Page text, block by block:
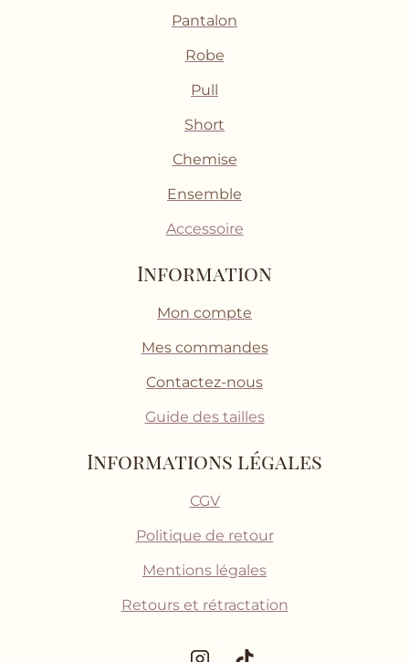
Pantalon
Robe
Pull
Short
Chemise
Ensemble
Accessoire
Information
Mon compte
Mes commandes
Contactez-nous
Guide des tailles
Informations légales
CGV
Politique de retour
Mentions légales
Retours et rétractation